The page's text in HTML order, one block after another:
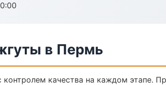
в Пермь
качества на каждом этапе.